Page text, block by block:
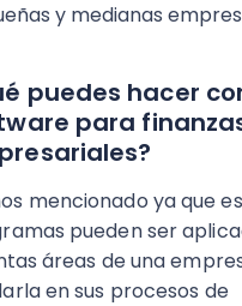
y medianas
puedes hacer
para
mencionado ya que
pueden ser
áreas de una
en sus procesos de